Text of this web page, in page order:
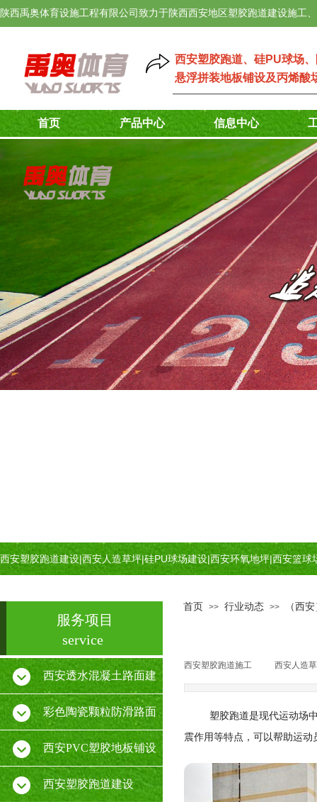
西安塑胶跑道、 硅PU球场、
悬浮拼装地板铺设及丙烯酸
陕西禹奥体育设施工程有限公司致力于陕西西安地区塑胶跑道建设施工
首页 产品中心 信息中心
西安塑胶跑道建设|西安人造草坪|硅PU球场建设|西安环氧地坪|西安篮球
服务项目
service
首页 >> 行业动态 >> （西
西安塑胶跑道施工 西安人造
塑胶跑道是现代运动场
震作用等特点，可以帮助运
西安透水混凝土路面建
设 彩色陶瓷颗粒防滑路面
施工 西安PVC塑胶地板铺设
厂家 西安塑胶跑道建设